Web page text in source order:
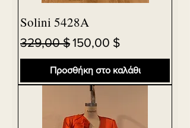
Solini 5428A
Κανονική τιμή
329,00 $Τιμή Έκπτωσης
150,00 $
Προσθήκη στο καλάθι